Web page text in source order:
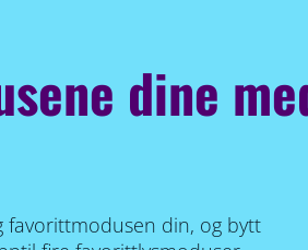
dine
favorittmodusen din, og bytt